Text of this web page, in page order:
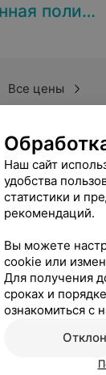
Все цены
маленьких пациентов. Такое ощущение, что приходишь на прием к своему семейному доктору :) Большое спасибо, Сергей Игоревич, что Вы уже несколько
Наш сайт
удобства
статистики и
рекомендаций.
Вы можете
cookie или
Для получения
сроках и
ознакомиться с